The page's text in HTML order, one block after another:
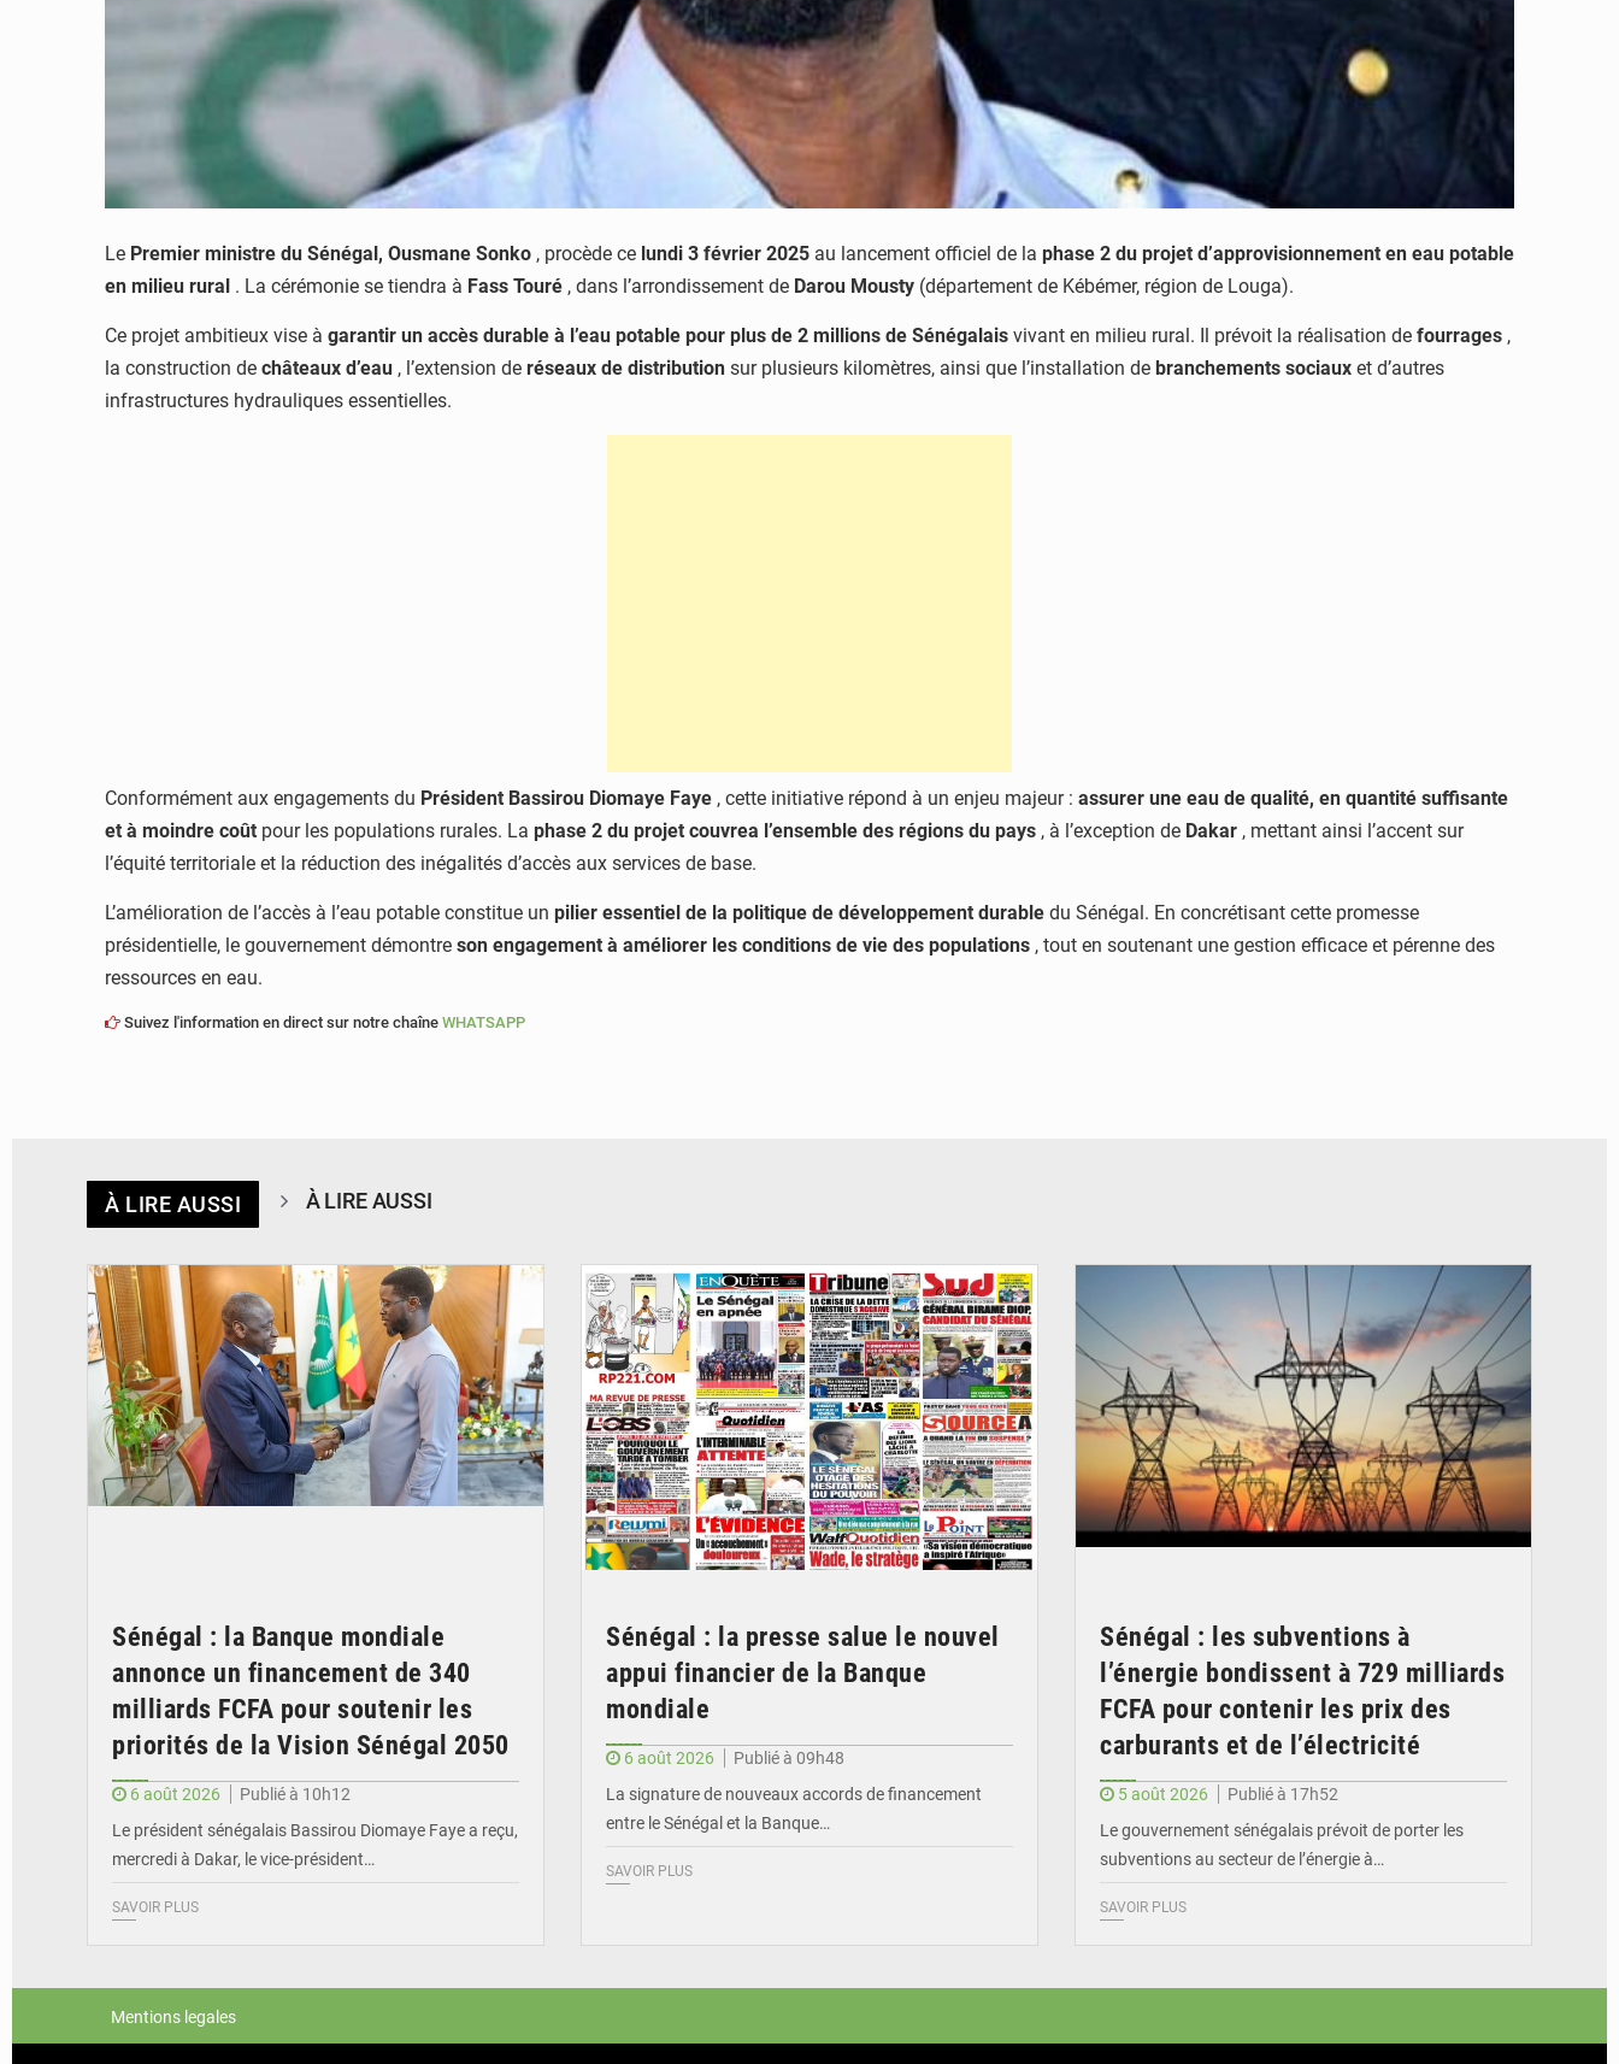
Le Premier ministre du Sénégal, Ousmane Sonko , procède ce lundi 3 février 2025 au lancement officiel de la phase 2 du projet d’approvisionnement en eau potable
en milieu rural . La cérémonie se tiendra à Fass Touré , dans l’arrondissement de Darou Mousty (département de Kébémer, région de Louga).
Ce projet ambitieux vise à garantir un accès durable à l’eau potable pour plus de 2 millions de Sénégalais vivant en milieu rural. Il prévoit la réalisation de fourrages ,
la construction de châteaux d’eau , l’extension de réseaux de distribution sur plusieurs kilomètres, ainsi que l’installation de branchements sociaux et d’autres
infrastructures hydrauliques essentielles.
Conformément aux engagements du Président Bassirou Diomaye Faye , cette initiative répond à un enjeu majeur : assurer une eau de qualité, en quantité suffisante
et à moindre coût pour les populations rurales. La phase 2 du projet couvrea l’ensemble des régions du pays , à l’exception de Dakar , mettant ainsi l’accent sur
l’équité territoriale et la réduction des inégalités d’accès aux services de base.
L’amélioration de l’accès à l’eau potable constitue un pilier essentiel de la politique de développement durable du Sénégal. En concrétisant cette promesse
présidentielle, le gouvernement démontre son engagement à améliorer les conditions de vie des populations , tout en soutenant une gestion efficace et pérenne des
ressources en eau.
Suivez l'information en direct sur notre chaîne WHATSAPP
À LIRE AUSSI À LIRE AUSSI
Sénégal : la Banque mondiale
annonce un financement de 340
milliards FCFA pour soutenir les
priorités de la Vision Sénégal 2050
6 août 2026
Publié à 10h12
Le président sénégalais Bassirou Diomaye Faye a reçu,
mercredi à Dakar, le vice-président…
SAVOIR PLUS
Sénégal : la presse salue le nouvel
appui financier de la Banque
mondiale
6 août 2026
Publié à 09h48
La signature de nouveaux accords de financement
entre le Sénégal et la Banque…
SAVOIR PLUS
Sénégal : les subventions à
l’énergie bondissent à 729 milliards
FCFA pour contenir les prix des
carburants et de l’électricité
5 août 2026
Publié à 17h52
Le gouvernement sénégalais prévoit de porter les
subventions au secteur de l’énergie à…
SAVOIR PLUS
Mentions legales